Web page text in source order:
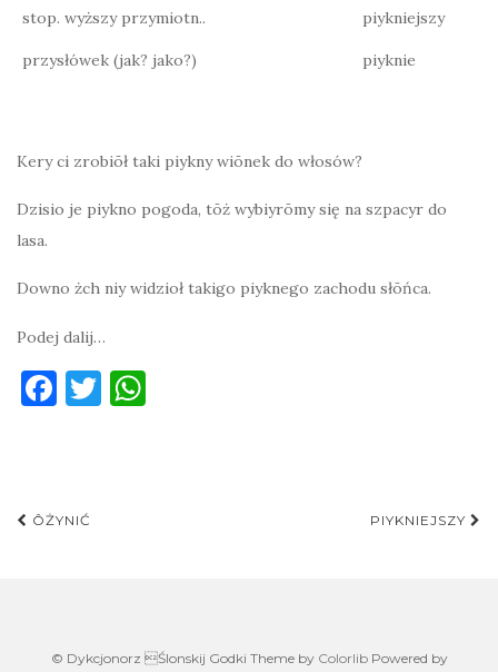
stop. wyższy przymiotn.. piykniejszy
przysłówek (jak? jako?) piyknie
Kery ci zrobiōł taki piykny wiōnek do włosów?
Dzisio je piykno pogoda, tōż wybiyrōmy się na szpacyr do
lasa.
Downo żch niy widzioł takigo piyknego zachodu słōńca.
Podej dalij…
F
b
T
Post
ÔŻYNIĆ PIYKNIEJSZY
© Dykcjonorz Ślonskij Godki Theme by ColorlibPowered by